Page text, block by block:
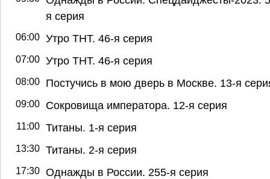
я серия
06:00 Утро ТНТ. 46-я серия
07:00 Утро ТНТ. 46-я серия
08:00 Постучись в мою дверь в Москве. 13-я
09:00 Сокровища императора. 12-я серия
11:00 Титаны. 1-я серия
13:30 Титаны. 2-я серия
17:30 Однажды в России. 255-я серия